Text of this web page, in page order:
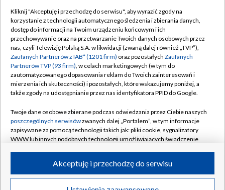
TVP
Abonament TVP
Emisja w TVP
Centrum informacji TVP
Naziemna Telewizja Cyfrowa
Rada Programowa
System NOS
Informacje o nadawcy
Program dla prasy
Regulamin TVP
Polityka prywatności
Moje zgody
Pomoc
Kontakt
Kanały
©2026 Telewizja Polska S.A. w likwidacji
Kliknij "Akceptuję i przechodzę do serwisu", aby wyrazić zgody na
korzystanie z technologii automatycznego śledzenia i zbierania danych,
dostęp do informacji na Twoim urządzeniu końcowym i ich
przechowywanie oraz na przetwarzanie Twoich danych osobowych przez
nas, czyli Telewizję Polską S.A. w likwidacji (zwaną dalej również „TVP”),
Zaufanych Partnerów z IAB* (1201 firm) oraz pozostałych Zaufanych
Partnerów TVP (93 firm), w celach marketingowych (w tym do
zautomatyzowanego dopasowania reklam do Twoich zainteresowań i
mierzenia ich skuteczności) i pozostałych, które wskazujemy poniżej, a
także zgody na udostępnianie przez nas identyfikatora PPID do Google.
Twoje dane osobowe zbierane podczas odwiedzania przez Ciebie naszych
poszczególnych serwisówzwanych dalej „Portalem”, w tym informacje
zapisywane za pomocą technologii takich jak: pliki cookie, sygnalizatory
WWW lub innych podobnych technologii umożliwiających świadczenie
ruchu w Internecie.
Twoje dane osobowe zbierane podczas odwiedzania przez Ciebie
Akceptuję i przechodzę do serwisu